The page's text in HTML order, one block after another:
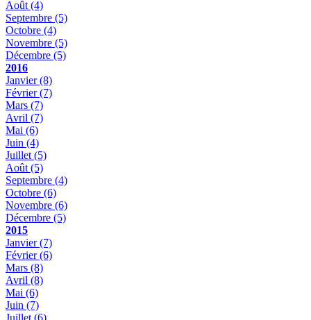
Août (4)
Septembre (5)
Octobre (4)
Novembre (5)
Décembre (5)
2016
Janvier(8)
Février(7)
Mars (7)
Avril (7)
Mai (6)
Juin (4)
Juillet (5)
Août (5)
Septembre (4)
Octobre (6)
Novembre (6)
Décembre (5)
2015
Janvier(7)
Février(6)
Mars (8)
Avril (8)
Mai (6)
Juin (7)
Juillet (6)